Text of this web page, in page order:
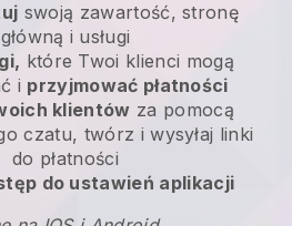
swoją zawartość, stronę
główną i usługi
które Twoi klienci mogą
i przyjmować płatności
klientów za pomocą
czatu, twórz i wysyłaj linki
do płatności
do ustawień aplikacji